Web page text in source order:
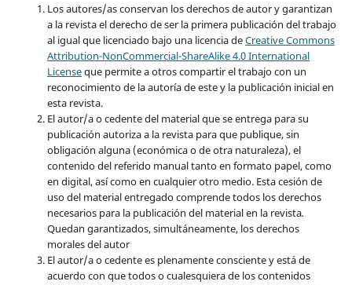
Los autores/as conservan los derechos de autor y garantizan
a la revista el derecho de ser la primera publicación del trabajo
al igual que licenciado bajo una licencia deCreative Commons
Attribution-NonCommercial-ShareAlike 4.0 International
Licenseque permite a otros compartir el trabajo con un
reconocimiento de la autoría de este y la publicación inicial en
esta revista.
El autor/a o cedente del material que se entrega para su
publicación autoriza a la revista para que publique, sin
obligación alguna (económica o de otra naturaleza), el
contenido del referido manual tanto en formato papel, como
en digital, así como en cualquier otro medio. Esta cesión de
uso del material entregado comprende todos los derechos
necesarios para la publicación del material en la revista.
Quedan garantizados, simultáneamente, los derechos
morales del autor
El autor/a o cedente es plenamente consciente y está de
acuerdo con que todos o cualesquiera de los contenidos